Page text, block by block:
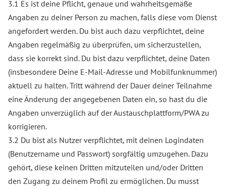
3.1 Es ist deine Pflicht, genaue und wahrheitsgemäße
Angaben zu deiner Person zu machen, falls diese vom Dienst
angefordert werden. Du bist auch dazu verpflichtet, deine
Angaben regelmäßig zu überprüfen, um sicherzustellen,
dass sie korrekt sind. Du bist dazu verpflichtet, deine Daten
(insbesondere Deine E-Mail-Adresse und Mobilfunknummer)
aktuell zu halten. Tritt während der Dauer deiner Teilnahme
eine Änderung der angegebenen Daten ein, so hast du die
Angaben unverzüglich auf der Austauschplattform/PWA zu
korrigieren.
3.2 Du bist als Nutzer verpflichtet, mit deinen Logindaten
(Benutzername und Passwort) sorgfältig umzugehen. Dazu
gehört, diese keinen Dritten mitzuteilen und/oder Dritten
den Zugang zu deinem Profil zu ermöglichen. Du musst